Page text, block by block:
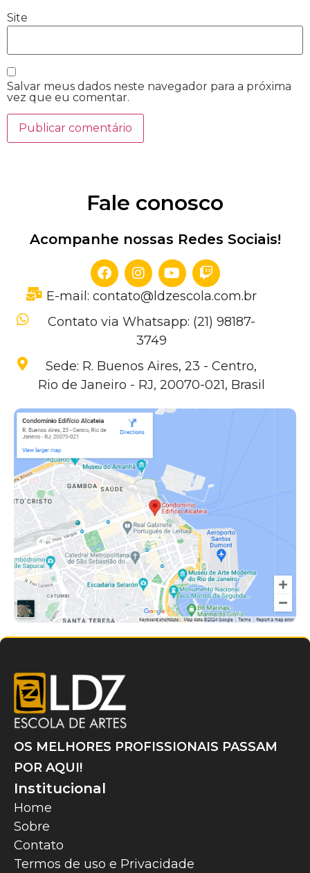
Site
Salvar meus dados neste navegador para a próxima
vez que eu comentar.
Fale conosco
Acompanhe nossas Redes Sociais!
E-mail: contato@ldzescola.com.br
Contato via Whatsapp: (21) 98187-
3749
Sede: R. Buenos Aires, 23 - Centro,
Rio de Janeiro - RJ, 20070-021, Brasil
OS MELHORES PROFISSIONAIS PASSAM
POR AQUI!
Institucional
Home
Sobre
Contato
Termos de uso e Privacidade